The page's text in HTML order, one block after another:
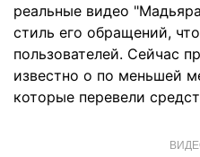
реальные видео
стиль его обращений,
пользователей. Сейчас
известно о по меньшей
которые перевели